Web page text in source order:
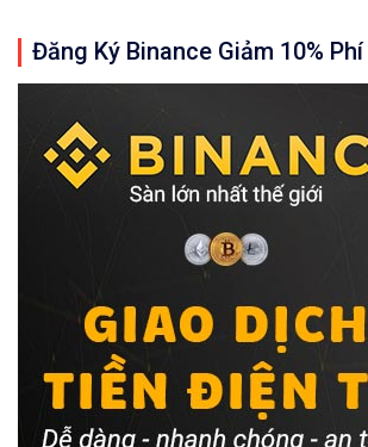
Đăng Ký Binance Giảm 10%